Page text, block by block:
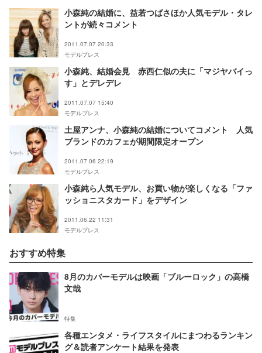
小森純の結婚に、益若つばさほか人気モデル・タレ
ントが続々コメント
2011.07.07 20:33
モデルプレス
小森純、結婚会見 赤西仁似の夫に「マジヤバイっ
す」とデレデレ
2011.07.07 15:40
モデルプレス
土屋アンナ、小森純の結婚についてコメント 人気
ブランドのカフェが期間限定オープン
2011.07.06 22:19
モデルプレス
小森純ら人気モデル、お買い物が楽しくなる「ファ
ッショニスタカード」をデザイン
2011.06.22 11:31
モデルプレス
おすすめ特集
8月のカバーモデルは映画「ブルーロック」の高橋
文哉
特集
各種エンタメ・ライフスタイルにまつわるランキン
グ＆読者アンケート結果を発表